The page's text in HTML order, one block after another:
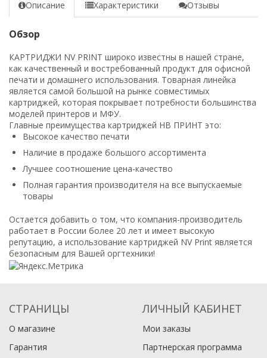
Описание Характеристики Отзывы
Обзор
КАРТРИДЖИ NV PRINT широко известны в нашей стране,
как качественный и востребованный продукт для офисной
печати и домашнего использования. Товарная линейка
является самой большой на рынке совместимых
картриджей, которая покрывает потребности большинства
моделей принтеров и МФУ.
Главные преимущества картриджей НВ ПРИНТ это:
Высокое качество печати
Наличие в продаже большого ассортимента
Лучшее соотношение цена-качество
Полная гарантия производителя на все выпускаемые
товары
Остается добавить о том, что компания-производитель
работает в России более 20 лет и имеет высокую
репутацию, а использование картриджей NV Print является
безопасным для Вашей оргтехники!
СТРАНИЦЫ
О магазине
Гарантия
ЛИЧНЫЙ КАБИНЕТ
Мои заказы
Партнерская программа